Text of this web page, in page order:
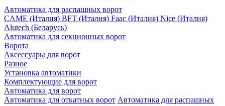
Автоматика для распашных ворот
CAME (Италия) BFT (Италия) Faac (Италия) Nice (Италия)
Alutech (Беларусь)
Автоматика для секционных ворот
Ворота
Аксессуары для ворот
Разное
Установка автоматики
Комплектующие для ворот
Автоматика для ворот
Автоматика для откатных ворот Автоматика для распашных